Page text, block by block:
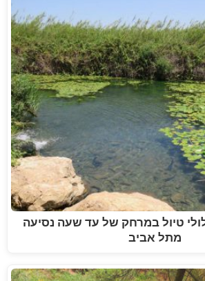
טיול במרחק של עד שעה נסיעה
מתל אביב